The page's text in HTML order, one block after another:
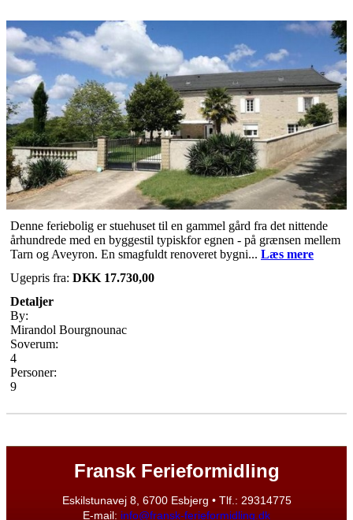
Denne feriebolig er stuehuset til en gammel gård fra det nittende
århundrede med en byggestil typiskfor egnen - på grænsen mellem
Tarn og Aveyron. En smagfuldt renoveret bygni... Læs mere
Ugepris fra: DKK 17.730,00
Detaljer
By:
Mirandol Bourgnounac
Soverum:
4
Personer:
9
Fransk Ferieformidling
Eskilstunavej 8, 6700 Esbjerg • Tlf.: 29314775
E-mail: info@fransk-ferieformidling.dk